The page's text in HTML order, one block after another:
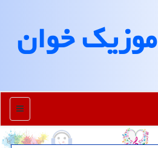
موزیك خوان
منو